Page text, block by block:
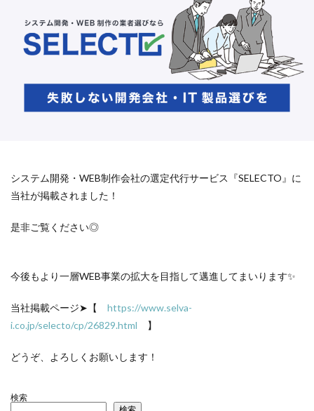
システム開発・WEB制作会社の選定代行サービス『SELECTO』に
当社が掲載されました！
是非ご覧ください◎
今後もより一層WEB事業の拡大を目指して邁進してまいります✨
当社掲載ページ➤【 https://www.selva-
i.co.jp/selecto/cp/26829.html 】
どうぞ、よろしくお願いします！
検索